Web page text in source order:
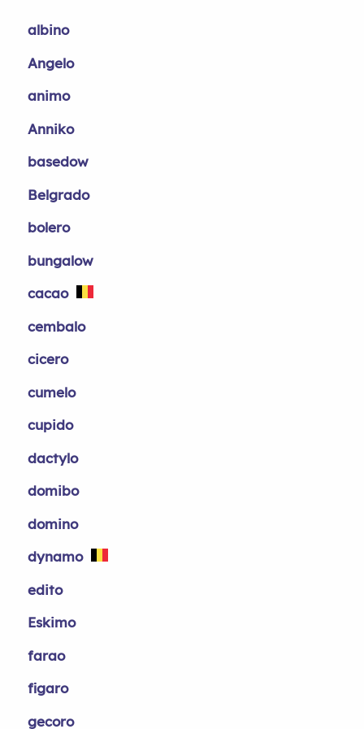
albino
Angelo
animo
Anniko
basedow
Belgrado
bolero
bungalow
cacao
cembalo
cicero
cumelo
cupido
dactylo
domibo
domino
dynamo
edito
Eskimo
farao
figaro
gecoro